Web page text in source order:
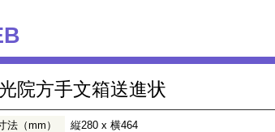
院方手文箱送進状
法（mm） 縦280 x 横464